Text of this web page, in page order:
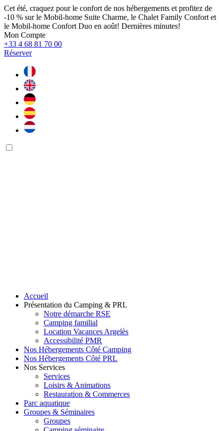
Cet été, craquez pour le confort de nos hébergements et profitez de
-10 % sur le Mobil-home Suite Charme, le Chalet Family Confort et
le Mobil-home Confort Duo en août! Dernières minutes!
Mon Compte
+33 4 68 81 70 00
Réserver
Accueil
Présentation du Camping & PRL
Notre démarche RSE
Camping familial
Location Vacances Argelès
Accessibilité PMR
Nos Hébergements Côté Camping
Nos Hébergements Côté PRL
Nos Services
Services
Loisirs & Animations
Restauration & Commerces
Parc aquatique
Groupes & Séminaires
Groupes